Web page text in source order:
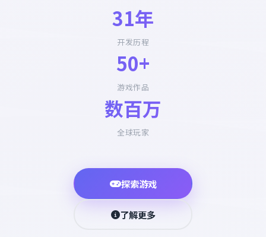
31年
开发历程
50+
游戏作品
数百万
全球玩家
探索游戏
了解更多